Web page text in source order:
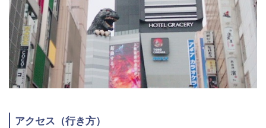
アクセス（行き方）